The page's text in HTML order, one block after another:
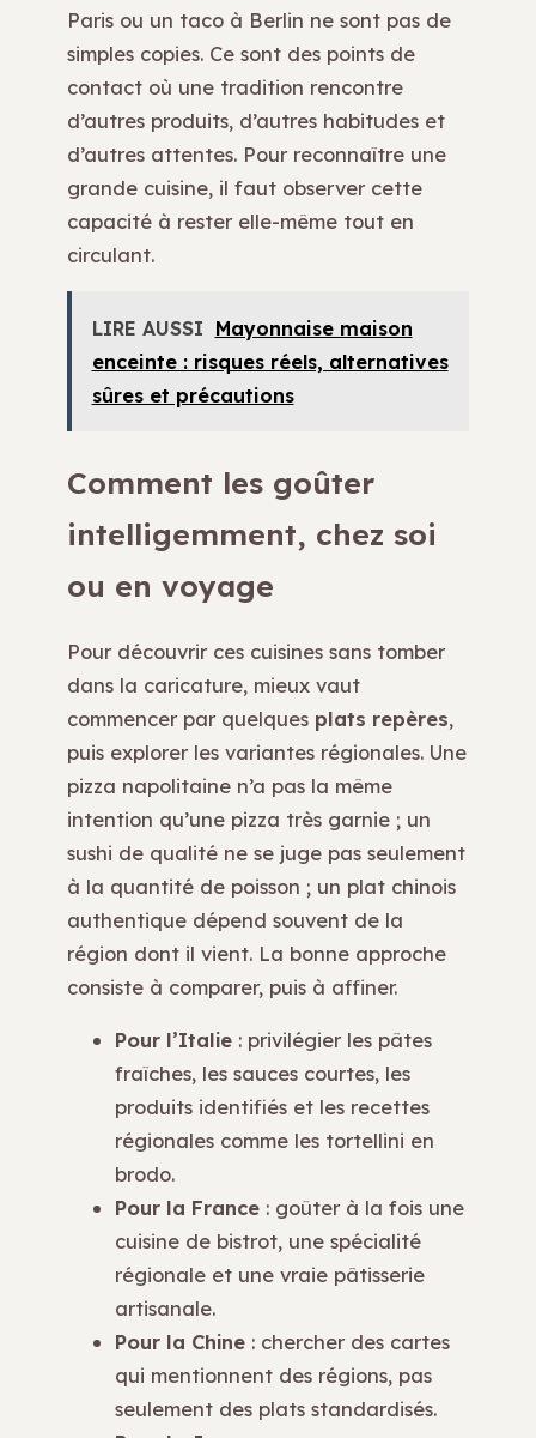
Paris ou un taco à Berlin ne sont pas de
simples copies. Ce sont des points de
contact où une tradition rencontre
d’autres produits, d’autres habitudes et
d’autres attentes. Pour reconnaître une
grande cuisine, il faut observer cette
capacité à rester elle-même tout en
circulant.
LIRE AUSSI Mayonnaise maison
enceinte : risques réels, alternatives
sûres et précautions
Comment les goûter
intelligemment, chez soi
ou en voyage
Pour découvrir ces cuisines sans tomber
dans la caricature, mieux vaut
commencer par quelques plats repères,
puis explorer les variantes régionales. Une
pizza napolitaine n’a pas la même
intention qu’une pizza très garnie ; un
sushi de qualité ne se juge pas seulement
à la quantité de poisson ; un plat chinois
authentique dépend souvent de la
région dont il vient. La bonne approche
consiste à comparer, puis à affiner.
Pour l’Italie : privilégier les pâtes
fraîches, les sauces courtes, les
produits identifiés et les recettes
régionales comme les tortellini en
brodo.
Pour la France : goûter à la fois une
cuisine de bistrot, une spécialité
régionale et une vraie pâtisserie
artisanale.
Pour la Chine : chercher des cartes
qui mentionnent des régions, pas
seulement des plats standardisés.